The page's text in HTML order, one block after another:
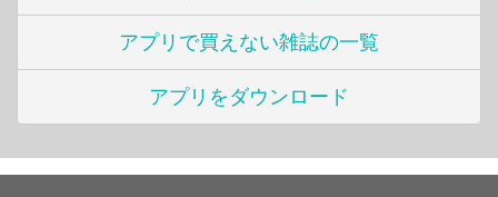
アプリで買えない雑誌の一覧
アプリをダウンロード